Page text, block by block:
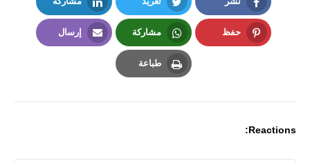
Facebook
Twitter
LinkedIn
حفظ مشاركة
Whatsapp
إرسال
طباعة
Reactions: